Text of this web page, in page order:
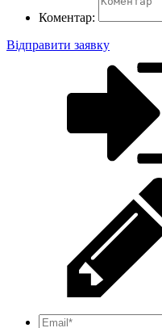
Коментар:
Відправити заявку